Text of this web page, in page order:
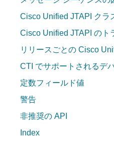
Cisco Unified JTAPI クラ
Cisco Unified JTAPI のト
リリースごとの Cisco
CTI でサポートされるデ
定数フィールド値
警告
非推奨の API
Index